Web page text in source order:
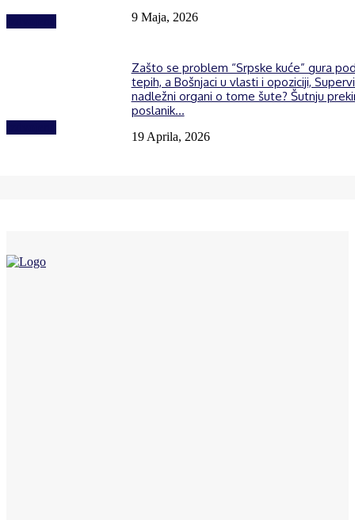
9 Maja, 2026
Zašto se problem “Srpske kuće” gura
tepih, a Bošnjaci u vlasti i opoziciji,
nadležni organi o tome šute? Šutnju
poslanik...
19 Aprila, 2026